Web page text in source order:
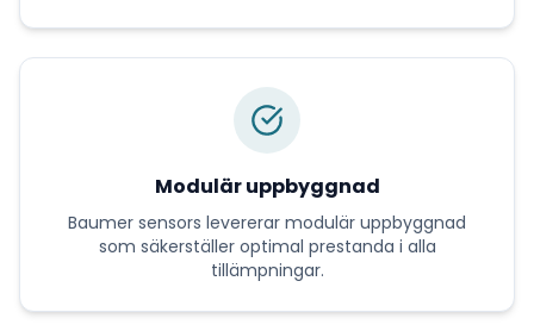
Modulär uppbyggnad
Baumer sensors levererar modulär uppbyggnad
som säkerställer optimal prestanda i alla
tillämpningar.